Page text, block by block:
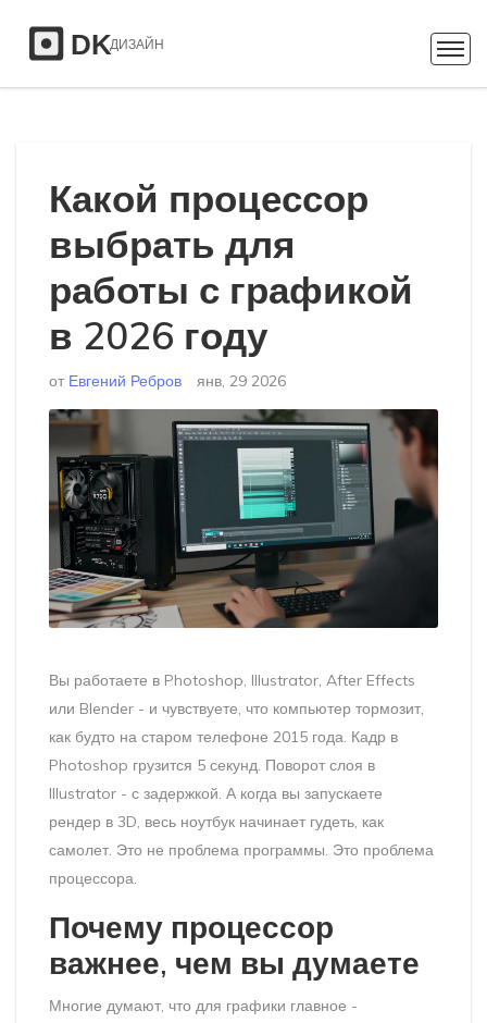
Какой процессор
выбрать для
работы с графикой
в 2026 году
от Евгений Ребров янв, 29 2026
Вы работаете в Photoshop, Illustrator, After Effects
или Blender - и чувствуете, что компьютер тормозит,
как будто на старом телефоне 2015 года. Кадр в
Photoshop грузится 5 секунд. Поворот слоя в
Illustrator - с задержкой. А когда вы запускаете
рендер в 3D, весь ноутбук начинает гудеть, как
самолет. Это не проблема программы. Это проблема
процессора.
Почему процессор
важнее, чем вы думаете
Многие думают, что для графики главное -